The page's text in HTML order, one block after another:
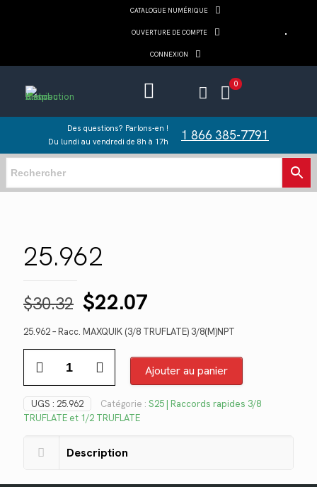
CATALOGUE NUMÉRIQUE
OUVERTURE DE COMPTE
CONNEXION
0
Des questions? Parlons-en !
Du lundi au vendredi de 8h à 17h
1 866 385-7791
25.962
$30.32 Le
prix
initial
était :
$30.32.
$22.07
prix
actuel
est :
$22.07.
25.962 – Racc. MAXQUIK (3/8 TRUFLATE) 3/8(M)NPT
Ajouter au panier
UGS : 25.962 Catégorie : S25 | Raccords rapides 3/8
TRUFLATE et 1/2 TRUFLATE
Description